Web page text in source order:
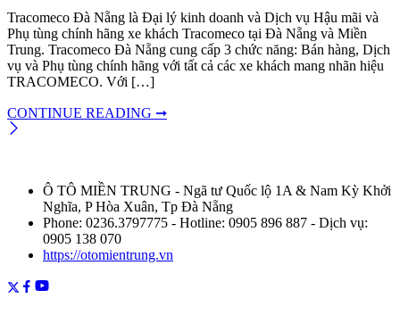
Tracomeco Đà Nẵng là Đại lý kinh doanh và Dịch vụ Hậu mãi và
Phụ tùng chính hãng xe khách Tracomeco tại Đà Nẵng và Miền
Trung. Tracomeco Đà Nẵng cung cấp 3 chức năng: Bán hàng, Dịch
vụ và Phụ tùng chính hãng với tất cả các xe khách mang nhãn hiệu
TRACOMECO. Với […]
CONTINUE READING ➞
Ô TÔ MIỀN TRUNG - Ngã tư Quốc lộ 1A & Nam Kỳ Khởi
Nghĩa, P Hòa Xuân, Tp Đà Nẵng
Phone: 0236.3797775 - Hotline: 0905 896 887 - Dịch vụ:
0905 138 070
https://otomientrung.vn